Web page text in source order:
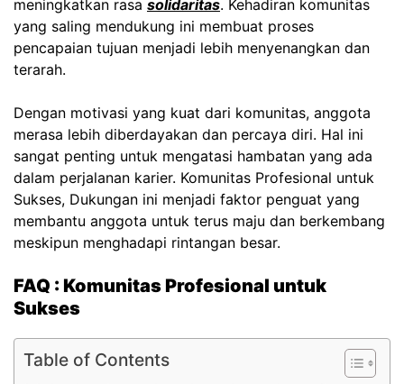
meningkatkan rasa solidaritas. Kehadiran komunitas
yang saling mendukung ini membuat proses
pencapaian tujuan menjadi lebih menyenangkan dan
terarah.
Dengan motivasi yang kuat dari komunitas, anggota
merasa lebih diberdayakan dan percaya diri. Hal ini
sangat penting untuk mengatasi hambatan yang ada
dalam perjalanan karier. Komunitas Profesional untuk
Sukses, Dukungan ini menjadi faktor penguat yang
membantu anggota untuk terus maju dan berkembang
meskipun menghadapi rintangan besar.
FAQ : Komunitas Profesional untuk
Sukses
Table of Contents